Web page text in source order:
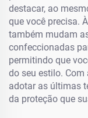
destacar, ao
que você precisa.
também mudam
confeccionadas
permitindo que
do seu estilo. Com
adotar as últimas
da proteção que